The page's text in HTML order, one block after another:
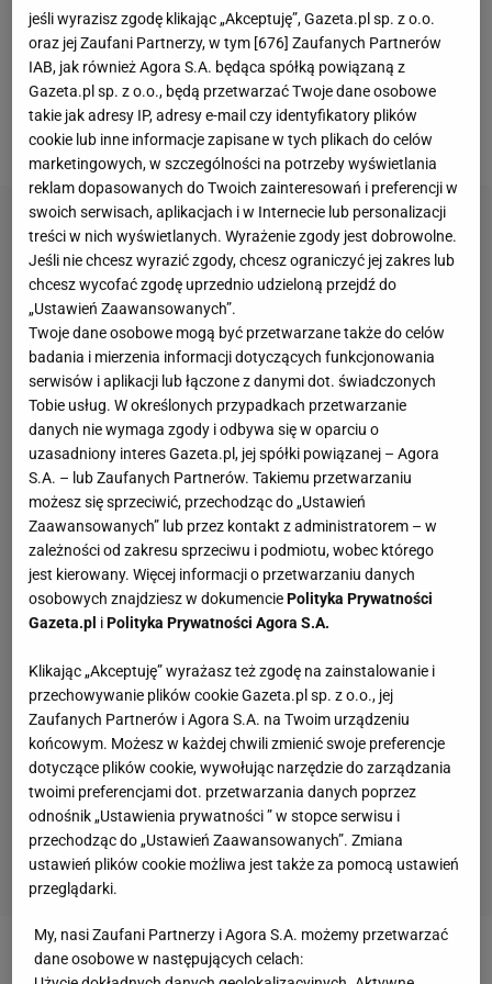
bardzo ważną funkcję i rozegrał w jej barwach 84
mecze. Zagrał między innymi na mistrzostwach
świata w Katarze oraz na minionymEuro. Niedawno
podjął jednak zaskakującą decyzję i postanowił
zakończyć karierę w wieku 34 lat.
Zobacz wideoLewandowski dostał koszulki do
jeśli wyrazisz zgodę klikając „Akceptuję”, Gazeta.pl sp. z o.o.
oraz jej Zaufani Partnerzy, w tym [676] Zaufanych Partnerów
IAB, jak również Agora S.A. będąca spółką powiązaną z
Gazeta.pl sp. z o.o., będą przetwarzać Twoje dane osobowe
takie jak adresy IP, adresy e-mail czy identyfikatory plików
cookie lub inne informacje zapisane w tych plikach do celów
marketingowych, w szczególności na potrzeby wyświetlania
reklam dopasowanych do Twoich zainteresowań i preferencji w
swoich serwisach, aplikacjach i w Internecie lub personalizacji
treści w nich wyświetlanych. Wyrażenie zgody jest dobrowolne.
Jeśli nie chcesz wyrazić zgody, chcesz ograniczyć jej zakres lub
chcesz wycofać zgodę uprzednio udzieloną przejdź do
„Ustawień Zaawansowanych”.
Twoje dane osobowe mogą być przetwarzane także do celów
badania i mierzenia informacji dotyczących funkcjonowania
serwisów i aplikacji lub łączone z danymi dot. świadczonych
Tobie usług. W określonych przypadkach przetwarzanie
danych nie wymaga zgody i odbywa się w oparciu o
uzasadniony interes Gazeta.pl, jej spółki powiązanej – Agora
S.A. – lub Zaufanych Partnerów. Takiemu przetwarzaniu
możesz się sprzeciwić, przechodząc do „Ustawień
Zaawansowanych” lub przez kontakt z administratorem – w
zależności od zakresu sprzeciwu i podmiotu, wobec którego
jest kierowany. Więcej informacji o przetwarzaniu danych
osobowych znajdziesz w dokumenciePolityka Prywatności
Gazeta.pl iPolityka Prywatności Agora S.A.
Klikając „Akceptuję” wyrażasz też zgodę na zainstalowanie i
przechowywanie plików cookie Gazeta.pl sp. z o.o., jej
Zaufanych Partnerów i Agora S.A. na Twoim urządzeniu
końcowym. Możesz w każdej chwili zmienić swoje preferencje
dotyczące plików cookie, wywołując narzędzie do zarządzania
twoimi preferencjami dot. przetwarzania danych poprzez
odnośnik „Ustawienia prywatności ” w stopce serwisu i
przechodząc do „Ustawień Zaawansowanych”. Zmiana
ustawień plików cookie możliwa jest także za pomocą ustawień
przeglądarki.
My, nasi Zaufani Partnerzy i Agora S.A. możemy przetwarzać
dane osobowe w następujących celach: